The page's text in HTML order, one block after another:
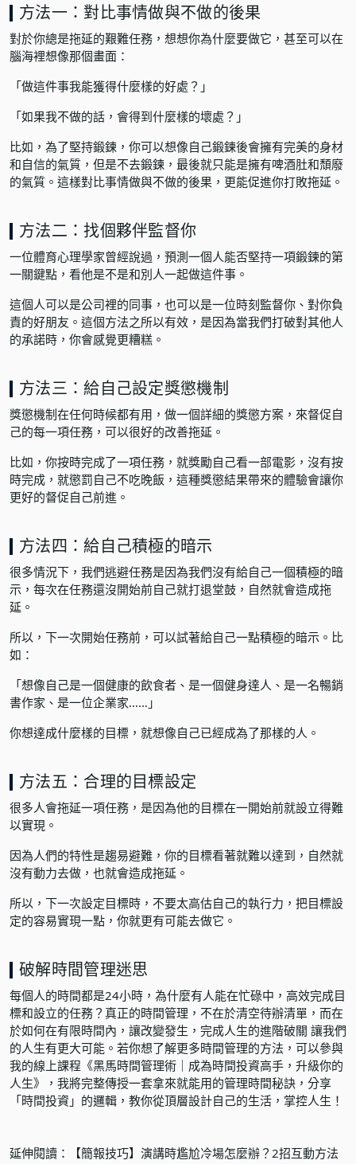
方法一：對比事情做與不做的後果
對於你總是拖延的艱難任務，想想你為什麼要做它，甚至可以在
腦海裡想像那個畫面：
「做這件事我能獲得什麼樣的好處？」
「如果我不做的話，會得到什麼樣的壞處？」
比如，為了堅持鍛鍊，你可以想像自己鍛鍊後會擁有完美的身材
和自信的氣質，但是不去鍛鍊，最後就只能是擁有啤酒肚和頹廢
的氣質。這樣對比事情做與不做的後果，更能促進你打敗拖延。
方法二：找個夥伴監督你
一位體育心理學家曾經說過，預測一個人能否堅持一項鍛鍊的第
一關鍵點，看他是不是和別人一起做這件事。
這個人可以是公司裡的同事，也可以是一位時刻監督你、對你負
責的好朋友。這個方法之所以有效，是因為當我們打破對其他人
的承諾時，你會感覺更糟糕。
方法三：給自己設定獎懲機制
獎懲機制在任何時候都有用，做一個詳細的獎懲方案，來督促自
己的每一項任務，可以很好的改善拖延。
比如，你按時完成了一項任務，就獎勵自己看一部電影，沒有按
時完成，就懲罰自己不吃晚飯，這種獎懲結果帶來的體驗會讓你
更好的督促自己前進。
方法四：給自己積極的暗示
很多情況下，我們逃避任務是因為我們沒有給自己一個積極的暗
示，每次在任務還沒開始前自己就打退堂鼓，自然就會造成拖
延。
所以，下一次開始任務前，可以試著給自己一點積極的暗示。比
如：
「想像自己是一個健康的飲食者、是一個健身達人、是一名暢銷
書作家、是一位企業家……」
你想達成什麼樣的目標，就想像自己已經成為了那樣的人。
方法五：合理的目標設定
很多人會拖延一項任務，是因為他的目標在一開始前就設立得難
以實現。
因為人們的特性是趨易避難，你的目標看著就難以達到，自然就
沒有動力去做，也就會造成拖延。
所以，下一次設定目標時，不要太高估自己的執行力，把目標設
定的容易實現一點，你就更有可能去做它。
破解時間管理迷思
每個人的時間都是24小時，為什麼有人能在忙碌中，高效完成目
標和設立的任務？真正的時間管理，不在於清空待辦清單，而在
於如何在有限時間內，讓改變發生，完成人生的進階破關 讓我們
的人生有更大可能。若你想了解更多時間管理的方法，可以參與
我的線上課程 《黑馬時間管理術｜成為時間投資高手，升級你的
人生》
，我將完整傳授一套拿來就能用的管理時間秘訣，分享
「時間投資」的邏輯，教你從頂層設計自己的生活，掌控人生！
延伸閱讀：
【簡報技巧】演講時尷尬冷場怎麼辦？2招互動方法